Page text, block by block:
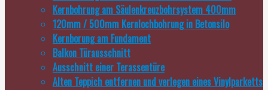
Kernbohrung am Säulenkreuzbohrsystem 400mm
120mm / 500mm Kernlochbohrung in Betonsilo
Kernborung am Fundament
Balkon Türausschnitt
Ausschnitt einer Terassentüre
Alten Teppich entfernen und verlegen eines Vinylparketts